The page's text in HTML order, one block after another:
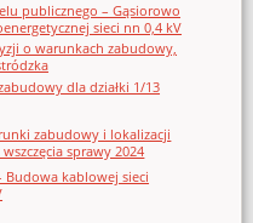
publicznego – Gąsiorowo
sieci nn 0,4 kV
o warunkach zabudowy,
dla działki 1/13
zabudowy i lokalizacji
sprawy 2024
Budowa kablowej sieci